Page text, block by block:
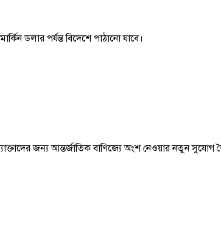
ডলার পর্যন্ত বিদেশে পাঠানো যাবে।
জন্য আন্তর্জাতিক বাণিজ্যে অংশ নেওয়ার নতুন